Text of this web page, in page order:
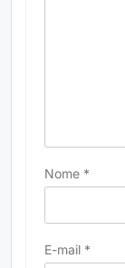
Nome *
E-mail *